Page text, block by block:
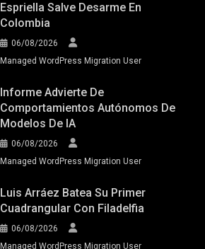
Espriella Salve Desarme En
Colombia
06/08/2026
Managed WordPress Migration User
Informe Advierte De
Comportamientos Autónomos De
Modelos De IA
06/08/2026
Managed WordPress Migration User
Luis Arráez Batea Su Primer
Cuadrangular Con Filadelfia
06/08/2026
Managed WordPress Migration User